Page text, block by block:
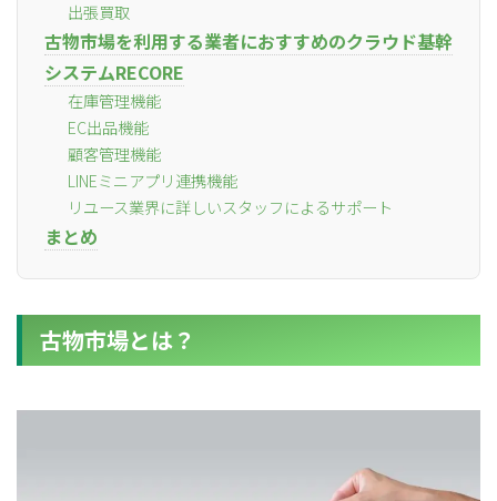
出張買取
古物市場を利用する業者におすすめのクラウド基幹
システムRECORE
在庫管理機能
EC出品機能
顧客管理機能
LINEミニアプリ連携機能
リユース業界に詳しいスタッフによるサポート
まとめ
古物市場とは？